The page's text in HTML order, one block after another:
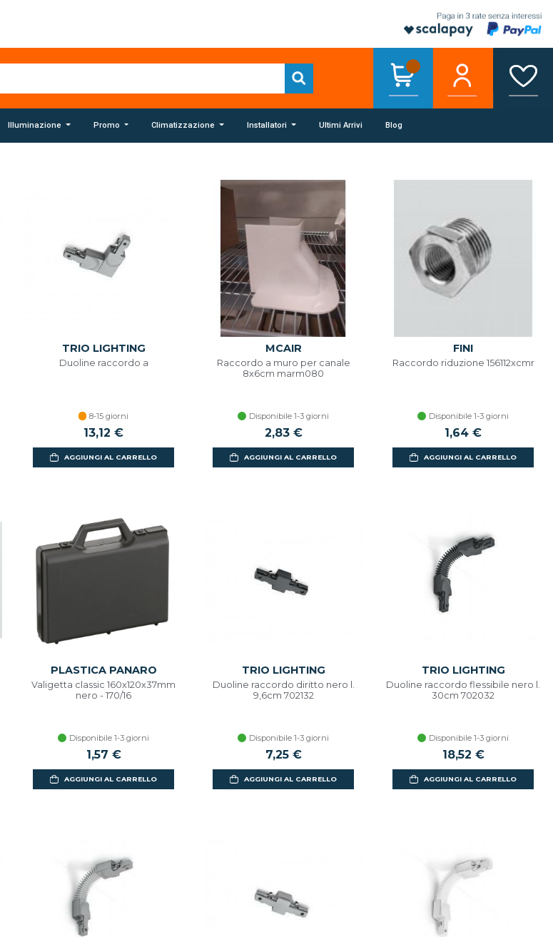
Illuminazione Promo Climatizzazione Installatori Ultimi Arrivi Blog
TRIO LIGHTING
Duoline raccordo a
8-15 giorni
13,12 €
AGGIUNGI AL CARRELLO
MCAIR
Raccordo a muro per canale
8x6cm marm080
Disponibile 1-3 giorni
2,83 €
AGGIUNGI AL CARRELLO
FINI
Raccordo riduzione 156112xcmr
Disponibile 1-3 giorni
1,64 €
AGGIUNGI AL CARRELLO
PLASTICA PANARO
Valigetta classic 160x120x37mm
nero - 170/16
Disponibile 1-3 giorni
1,57 €
AGGIUNGI AL CARRELLO
TRIO LIGHTING
Duoline raccordo diritto nero l.
9,6cm 702132
Disponibile 1-3 giorni
7,25 €
AGGIUNGI AL CARRELLO
TRIO LIGHTING
Duoline raccordo flessibile nero l.
30cm 702032
Disponibile 1-3 giorni
18,52 €
AGGIUNGI AL CARRELLO